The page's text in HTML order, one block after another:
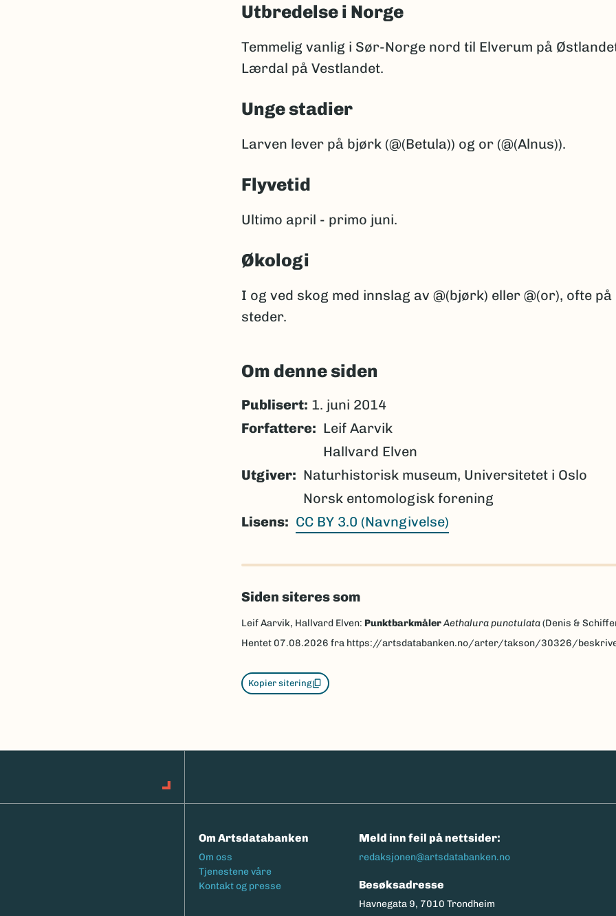
Utbredelse i Norge
Temmelig vanlig i Sør-Norge nord til Elverum på
Lærdal på Vestlandet.
Unge stadier
Larven lever på bjørk (@(Betula)) og or (@(Alnus)).
Flyvetid
Ultimo april - primo juni.
Økologi
I og ved skog med innslag av @(bjørk) eller @(or), ofte
steder.
Om denne siden
Publisert: 1. juni 2014
Forfattere
Leif Aarvik
Hallvard Elven
Utgiver
Naturhistorisk museum, Universitetet i Oslo
Norsk entomologisk forening
Lisens
CC BY 3.0 (Navngivelse)
Siden siteres som
Leif Aarvik, Hallvard Elven: PunktbarkmålerAethalura punctulata(Denis &
Hentet 07.08.2026 fra https://artsdatabanken.no/arter/takson/30326/
Kopier sitering
Om Artsdatabanken
Footermeny
Om oss
Tjenestene våre
Kontakt og presse
Meld inn feil på nettsider:
redaksjonen@artsdatabanken.no
Besøksadresse
Havnegata 9, 7010 Trondheim